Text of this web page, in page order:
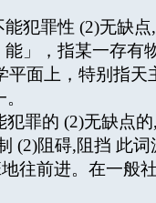
能犯罪性 (2)无缺
能」，指某一存
平面上，特别指
犯罪的 (2)无缺点
(2)阻碍,阻挡 此
往前进。在一般